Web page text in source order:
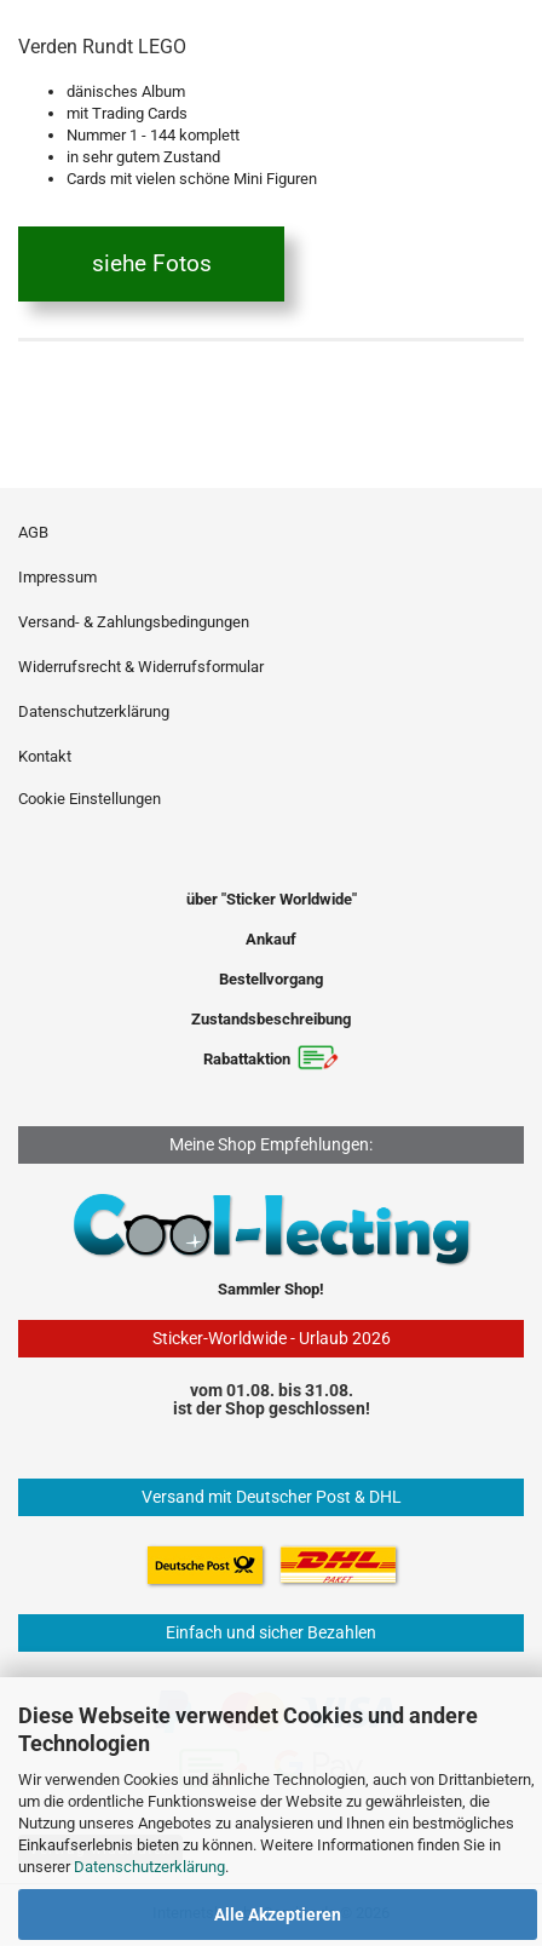
Diese Webseite verwendet Cookies und andere
Technologien
Wir verwenden Cookies und ähnliche Technologien, auch von Drittanbietern,
um die ordentliche Funktionsweise der Website zu gewährleisten, die
Nutzung unseres Angebotes zu analysieren und Ihnen ein bestmögliches
Einkaufserlebnis bieten zu können. Weitere Informationen finden Sie in
unserer Datenschutzerklärung.
Alle Akzeptieren
Verden Rundt LEGO
dänisches Album
mit Trading Cards
Nummer 1 - 144 komplett
in sehr gutem Zustand
Cards mit vielen schöne Mini Figuren
siehe Fotos
AGB
Impressum
Versand- & Zahlungsbedingungen
Widerrufsrecht & Widerrufsformular
Datenschutzerklärung
Kontakt
Cookie Einstellungen
über "Sticker Worldwide"
Ankauf
Bestellvorgang
Zustandsbeschreibung
Rabattaktion
Meine Shop Empfehlungen:
Sammler Shop!
Sticker-Worldwide - Urlaub 2026
vom 01.08. bis 31.08.
ist der Shop geschlossen!
Versand mit Deutscher Post & DHL
Einfach und sicher Bezahlen
Vertrag widerrufen
Internetshopby Gambio.de © 2026